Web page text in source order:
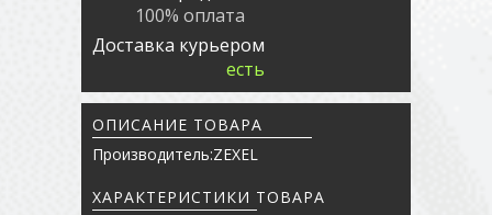
100% оплата
Доставка курьером
есть
ОПИСАНИЕ ТОВАРА
Производитель:ZEXEL
ХАРАКТЕРИСТИКИ ТОВАРА